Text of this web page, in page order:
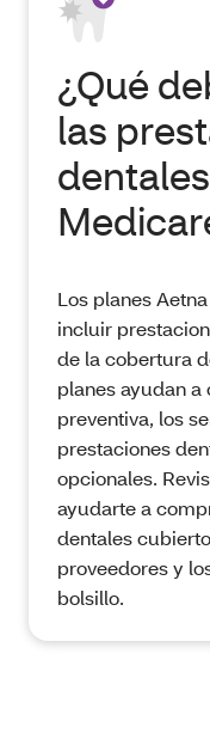
¿Qué
las
Los planes
incluir
de la cobertura
planes ayudan
preventiva, los
prestaciones
opcionales.
ayudarte a
dentales
proveedores y
bolsillo.